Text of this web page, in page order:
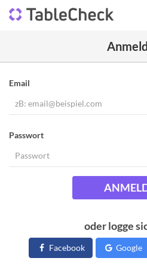
Email
Passwort
oder logge
Facebook Google